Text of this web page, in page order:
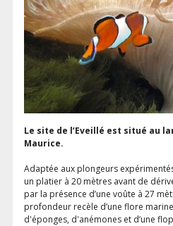
Le site de l’Eveillé est situé au
Maurice.
Adaptée aux plongeurs
un platier à 20 mètres avant de
par la présence d’une voûte à 27
profondeur recèle d’une flore
d'éponges, d'anémones et d’une